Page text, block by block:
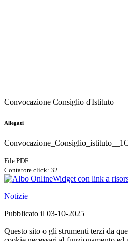
Convocazione Consiglio d'Istituto
Allegati
File PDF
Contatore click: 32
Widget con link a
Notizie
Pubblicato il 03-10-2025
Questo sito o gli strumenti terzi da